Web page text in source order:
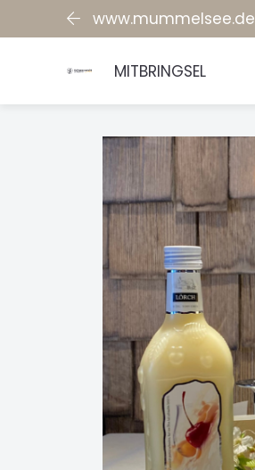
www.mummelsee.de
MITBRINGSEL